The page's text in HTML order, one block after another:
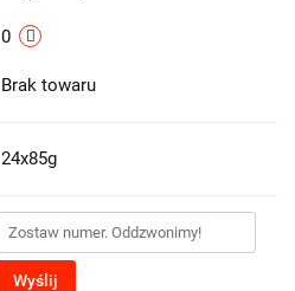
0
Brak towaru
24x85g
Wyślij